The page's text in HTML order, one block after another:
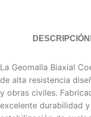
DESCRIPCIÓN
La Geomalla Biaxial
de alta resistencia
y obras civiles.
excelente durabilidad